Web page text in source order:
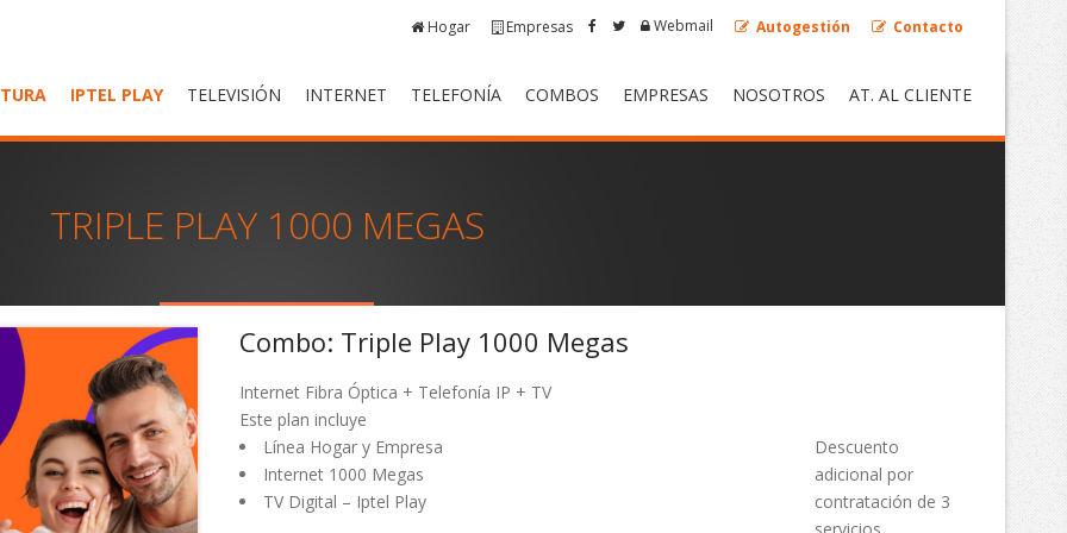
Hogar Empresas Webmail Autogestión Contacto
IPTEL PLAY TELEVISIÓN INTERNET TELEFONÍA COMBOS EMPRESAS NOSOTROS AT. AL CLIENTE
TRIPLE PLAY 1000 MEGAS
Combo: Triple Play 1000 Megas
Internet Fibra Óptica + Telefonía IP + TV
Este plan incluye
Línea Hogar y Empresa
Internet 1000 Megas
TV Digital – Iptel Play
Descuento
adicional por
contratación de 3